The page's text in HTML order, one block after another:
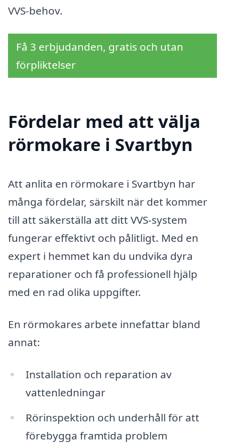
VVS-behov.
Få 3 erbjudanden, gratis och utan
förpliktelser
Fördelar med att välja
rörmokare i Svartbyn
Att anlita en rörmokare i Svartbyn har
många fördelar, särskilt när det kommer
till att säkerställa att ditt VVS-system
fungerar effektivt och pålitligt. Med en
expert i hemmet kan du undvika dyra
reparationer och få professionell hjälp
med en rad olika uppgifter.
En rörmokares arbete innefattar bland
annat:
Installation och reparation av
vattenledningar
Rörinspektion och underhåll för att
förebygga framtida problem